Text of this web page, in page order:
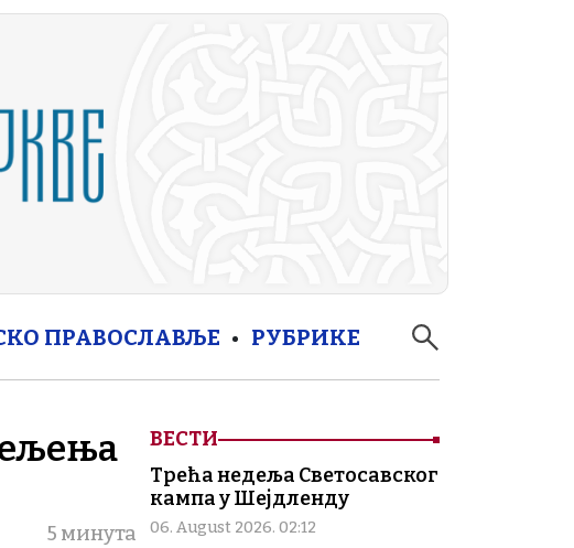
ПРАВОСЛАВЉЕ РУБРИКЕ
5 минута
ВЕСТИ
Трећа недеља Светосавског
кампа у Шејдленду
06. August 2026. 02:12